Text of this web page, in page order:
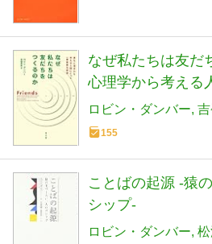
なぜ私たちは友だ
心理学から考える
要な関係
ロビン・ダンバー
155
ことばの起源 -猿
シップ-
ロビン・ダンバー